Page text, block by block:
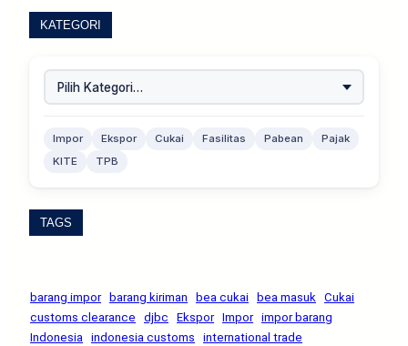
KATEGORI
Impor Ekspor Cukai Fasilitas Pabean
Pajak
KITE
TPB
TAGS
barang impor barang kiriman bea cukai bea masuk Cukai
customs clearance
djbc Ekspor Impor impor barang
Indonesia indonesia customs
international trade